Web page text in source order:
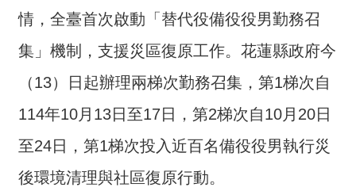
部
簡
介
題
策
訊
情，全臺首次啟動「替代役備役役男勤務召
集」機制，支援災區復原工作。花蓮縣政府今
（13）日起辦理兩梯次勤務召集，第1梯次自
114年10月13日至17日，第2梯次自10月20日
至24日，第1梯次投入近百名備役役男執行災
後環境清理與社區復原行動。